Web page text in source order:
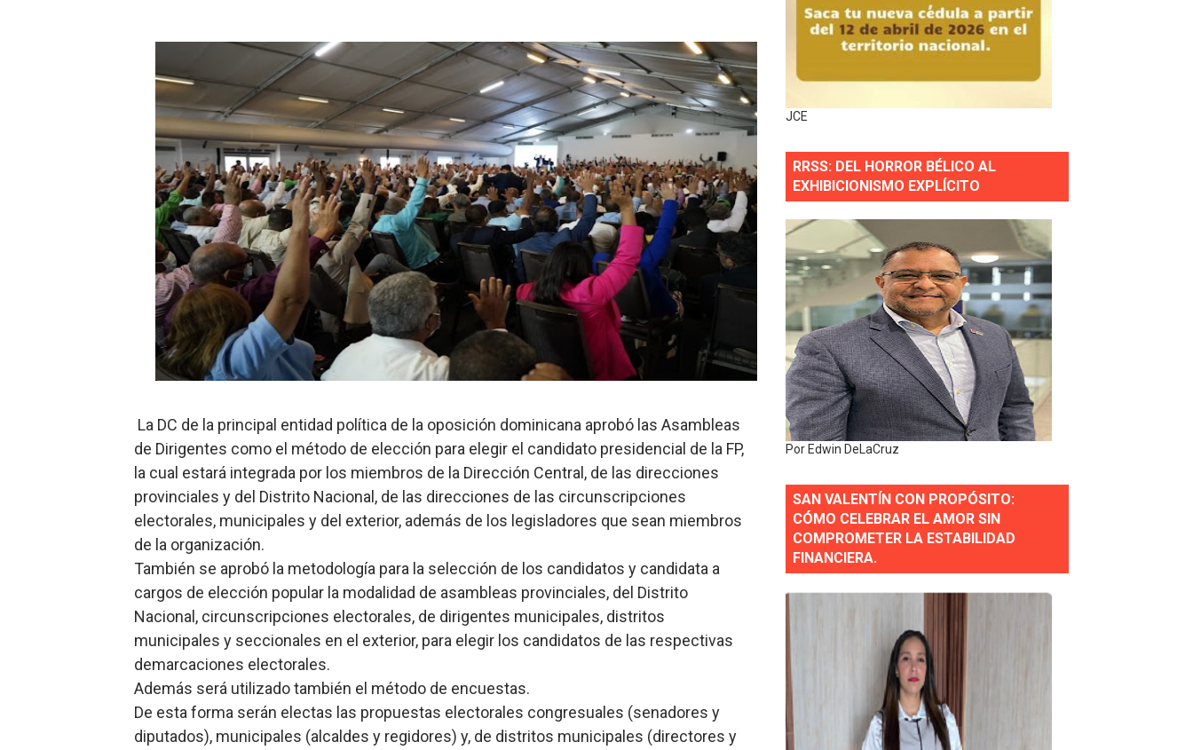
Operativo interagencial frena delitos ambientales y recupera terrenos en zonas protegidas del país
-Propeep y Gestión Presidencial encabezan entrega compensación a comerciantes impactados por la obra vial, en cumplimiento de un
Ministerio de Defensa siembra esperanza y protege el agua mediante Jornada de Reforestación en Manabao
MICM y CECCOM retienen 213,355 galones de combustibles y 46 millones de mercancías en lo que va de año
Bienes Nacionales recauda más de RD 57 millones en segunda subasta pública del año
Residentes en San Juan beneficiados con jornada asistencial de Desarrollo de la Comunidad y Ejército RD
El magistrado Henry Molina decidió no seguir en la Presidencia de la Suprema Corte de Justicia.
​Domingo Plácido critica la situación económica y califica de ineficiente la gestión del gobierno
Graduación XII Promoción Servicio Militar Voluntario
Comedores Comunitarios de DASAC garantizan alimentación de miles de voluntarios y personal de los XXV Juegos Centroamericanos y del
UNTC inicia ofensiva para recuperar fuerza gremial y fortalecer seccional del Distrito Nacional
PRM escogerá este domingo su nueva cúpula directiva con Abinader a la cabeza
Candidato a presidente del Colegio de Notarios hace llamado a la unidad.
Digecac realizará Primer Festival de Plantas 2026
La DC de la principal entidad política de la oposición dominicana aprobó las Asambleas
de Dirigentes como el método de elección para elegir el candidato presidencial de la FP,
la cual estará integrada por los miembros de la Dirección Central, de las direcciones
provinciales y del Distrito Nacional, de las direcciones de las circunscripciones
electorales, municipales y del exterior, además de los legisladores que sean miembros
de la organización.
También se aprobó la metodología para la selección de los candidatos y candidata a
cargos de elección popular la modalidad de asambleas provinciales, del Distrito
Nacional, circunscripciones electorales, de dirigentes municipales, distritos
municipales y seccionales en el exterior, para elegir los candidatos de las respectivas
demarcaciones electorales.
Además será utilizado también el método de encuestas.
De esta forma serán electas las propuestas electorales congresuales (senadores y
diputados), municipales (alcaldes y regidores) y, de distritos municipales (directores y
JCE
RRSS: DEL HORROR BÉLICO AL
EXHIBICIONISMO EXPLÍCITO
Por Edwin DeLaCruz
SAN VALENTÍN CON PROPÓSITO:
CÓMO CELEBRAR EL AMOR SIN
COMPROMETER LA ESTABILIDAD
FINANCIERA.